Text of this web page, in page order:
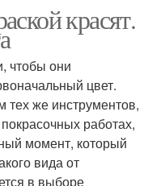
красят.
чтобы они
цвет.
же инструментов,
работах,
момент, который
вида от
в выборе